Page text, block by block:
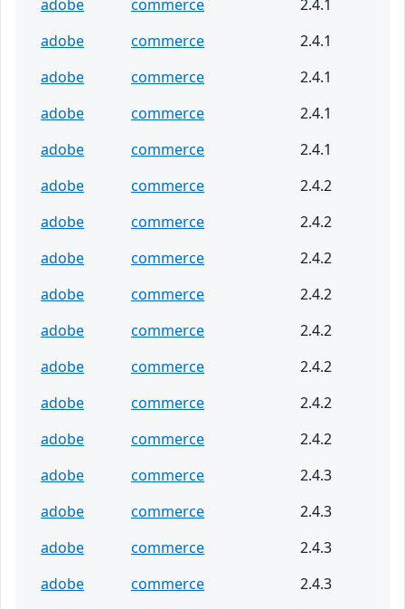
adobe commerce
2.4.1
adobe
commerce
2.4.1
adobe
commerce
2.4.1
adobe
commerce
2.4.1
adobe
commerce
2.4.1
adobe
commerce
2.4.2
adobe
commerce
2.4.2
adobe
commerce
2.4.2
adobe
commerce
2.4.2
adobe
commerce
2.4.2
adobe
commerce
2.4.2
adobe
commerce
2.4.2
adobe
commerce
2.4.2
adobe
commerce
2.4.3
adobe
commerce
2.4.3
adobe
commerce
2.4.3
adobe
commerce
2.4.3